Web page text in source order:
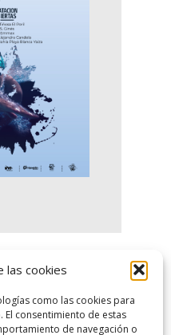
las cookies
como las cookies para
consentimiento de estas
de navegación o